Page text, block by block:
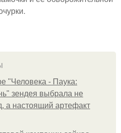
"Человека - Паука:
зендея выбрала не
а настоящий артефакт